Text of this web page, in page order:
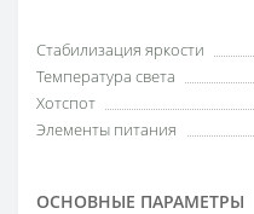
Стабилизация яркости
Температура света
Хотспот
Элементы питания
ОСНОВНЫЕ ПАРАМЕТРЫ